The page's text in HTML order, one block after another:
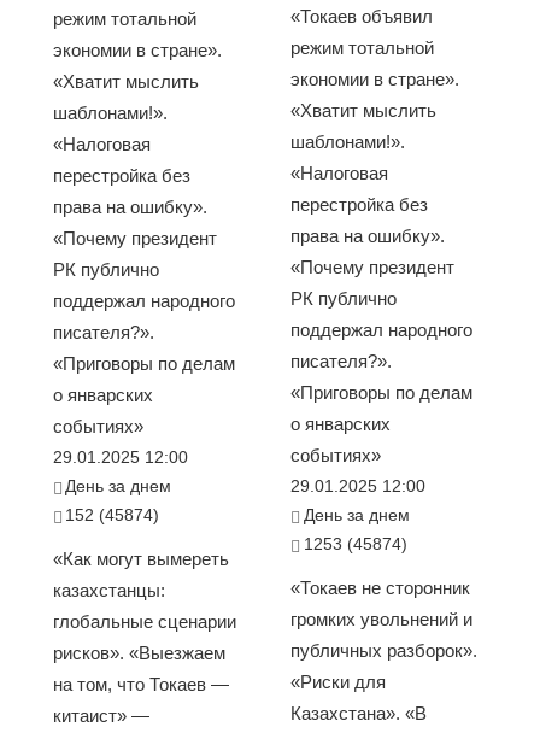
режим тотальной
экономии в стране».
«Хватит мыслить
шаблонами!».
«Налоговая
перестройка без
права на ошибку».
«Почему президент
РК публично
поддержал народного
писателя?».
«Приговоры по делам
о январских
событиях»
29.01.2025 12:00
День за днем
152 (45874)
«Как могут вымереть
казахстанцы:
глобальные сценарии
рисков». «Выезжаем
на том, что Токаев —
китаист» —
«Токаев объявил
режим тотальной
экономии в стране».
«Хватит мыслить
шаблонами!».
«Налоговая
перестройка без
права на ошибку».
«Почему президент
РК публично
поддержал народного
писателя?».
«Приговоры по делам
о январских
событиях»
29.01.2025 12:00
День за днем
1253 (45874)
«Токаев не сторонник
громких увольнений и
публичных разборок».
«Риски для
Казахстана». «В